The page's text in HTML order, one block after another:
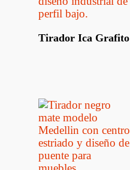
Leer Más
Tirador Ica Grafito